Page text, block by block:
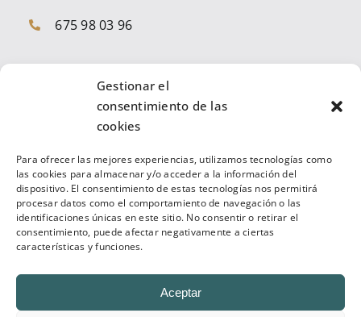
Gestionar el
consentimiento de las
cookies
Para ofrecer las mejores experiencias, utilizamos tecnologías como
las cookies para almacenar y/o acceder a la información del
dispositivo. El consentimiento de estas tecnologías nos permitirá
procesar datos como el comportamiento de navegación o las
identificaciones únicas en este sitio. No consentir o retirar el
consentimiento, puede afectar negativamente a ciertas
características y funciones.
Aceptar
675 98 03 96
inversiones inmobiliarias de alta calidad y riesgo
moderado. Nuestros clientes son tanto
inversores y propietarios como grandes
operadores.
© 2026 INVERPREMIUM. • Todos los derechos reservados.